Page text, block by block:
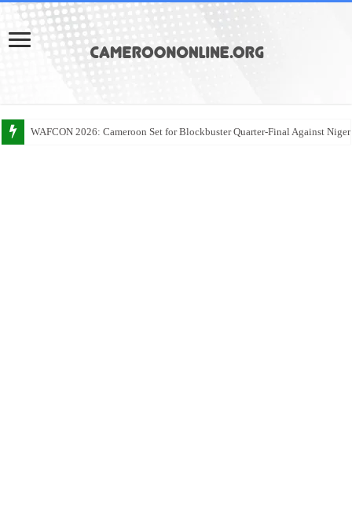
WAFCON 2026: Cameroon Set for Blockbuster Quarter-Final Against